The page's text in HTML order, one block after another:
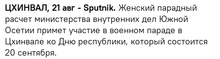
ЦХИНВАЛ, 21 авг - Sputnik. Женский парадный
расчет министерства внутренних дел Южной
Осетии примет участие в военном параде в
Цхинвале ко Дню республики, который состоится
20 сентября.